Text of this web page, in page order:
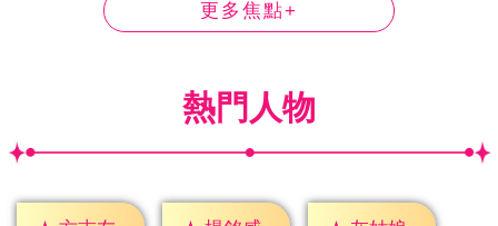
更多焦點+
熱門人物